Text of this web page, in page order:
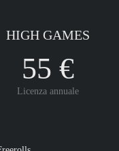
HIGH GAMES
55 €
Licenza annuale